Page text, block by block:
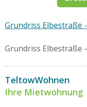
Grundriss Elbestraße -
Grundriss Elbestraße
TeltowWohnen
Ihre Mietwohnung